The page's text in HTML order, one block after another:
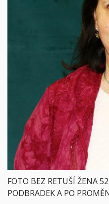
FOTO BEZ RETUŠÍ ŽENA
PODBRADEK A PO